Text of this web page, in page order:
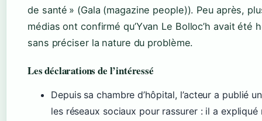
de santé » (Gala (magazine people)). Peu après,
médias ont confirmé qu’Yvan Le Bolloc’h avait été
sans préciser la nature du problème.
Les déclarations de l’intéressé
Depuis sa chambre d’hôpital, l’acteur a publié
les réseaux sociaux pour rassurer : il a expliqué